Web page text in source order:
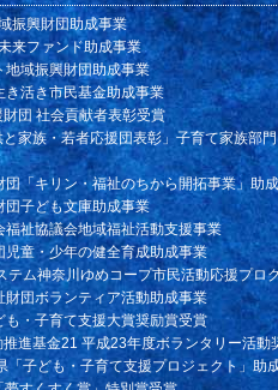
振興財団助成事業
来ファンド助成事業
域振興財団助成事業
活き市民基金助成事業
団 社会貢献者表彰受賞
家族・若者応援団表彰」子育て家族部
「キリン・福祉のちから開拓事業」助
子ども文庫助成事業
祉協議会地域福祉活動支援事業
童・少年の健全育成助成事業
ム神奈川ゆめコープ市民活動応援プロ
団ボランティア活動助成事業
・子育て支援大賞奨励賞受賞
進基金21 平成23年度ボランタリー活動
子ども・子育て支援プロジェクト」助